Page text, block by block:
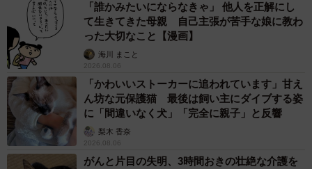
「誰かみたいにならなきゃ」 他人を正解にし
て生きてきた母親 自己主張が苦手な娘に教わ
った大切なこと【漫画】
海川 まこと
2026.08.06
「かわいいストーカーに追われています」甘え
ん坊な元保護猫 最後は飼い主にダイブする姿
に「間違いなく犬」「完全に親子」と反響
梨木 香奈
2026.08.06
がんと片目の失明、3時間おきの壮絶な介護を